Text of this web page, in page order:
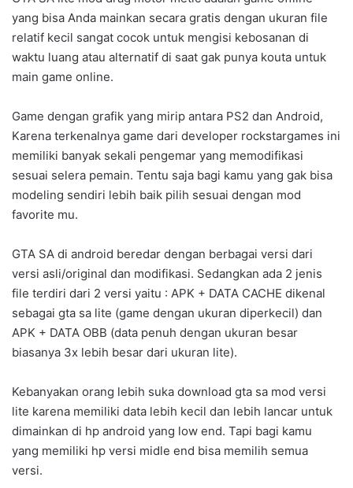
yang bisa Anda mainkan secara gratis dengan ukuran file
relatif kecil sangat cocok untuk mengisi kebosanan di
waktu luang atau alternatif di saat gak punya kouta untuk
main game online.
Game dengan grafik yang mirip antara PS2 dan Android,
Karena terkenalnya game dari developer rockstargames ini
memiliki banyak sekali pengemar yang memodifikasi
sesuai selera pemain. Tentu saja bagi kamu yang gak bisa
modeling sendiri lebih baik pilih sesuai dengan mod
favorite mu.
GTA SA di android beredar dengan berbagai versi dari
versi asli/original dan modifikasi. Sedangkan ada 2 jenis
file terdiri dari 2 versi yaitu : APK + DATA CACHE dikenal
sebagai gta sa lite (game dengan ukuran diperkecil) dan
APK + DATA OBB (data penuh dengan ukuran besar
biasanya 3x lebih besar dari ukuran lite).
Kebanyakan orang lebih suka download gta sa mod versi
lite karena memiliki data lebih kecil dan lebih lancar untuk
dimainkan di hp android yang low end. Tapi bagi kamu
yang memiliki hp versi midle end bisa memilih semua
versi.